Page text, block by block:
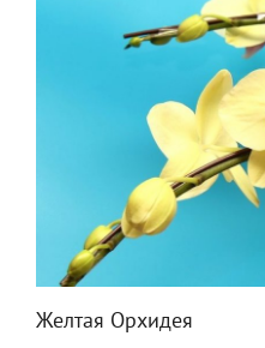
Желтая Орхидея